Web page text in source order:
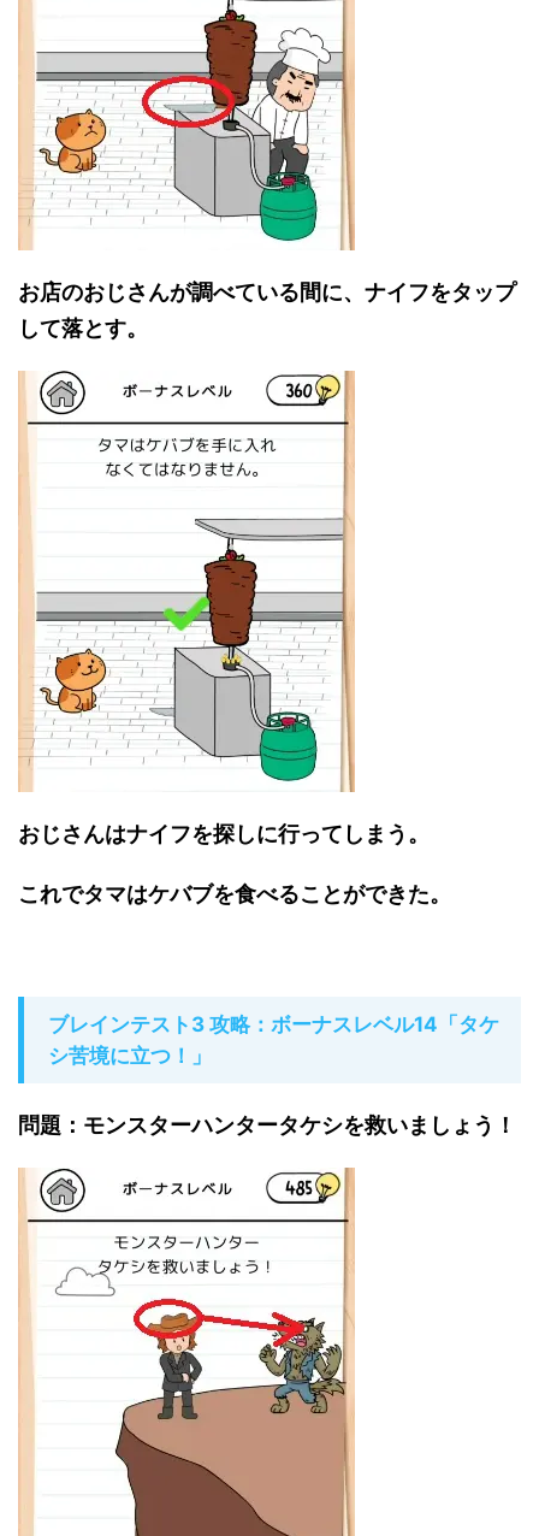
お店のおじさんが調べている間に、ナイフをタップ
して落とす。
おじさんはナイフを探しに行ってしまう。
これでタマはケバブを食べることができた。
ブレインテスト3 攻略：ボーナスレベル14「タケ
シ苦境に立つ！」
問題：モンスターハンタータケシを救いましょう！